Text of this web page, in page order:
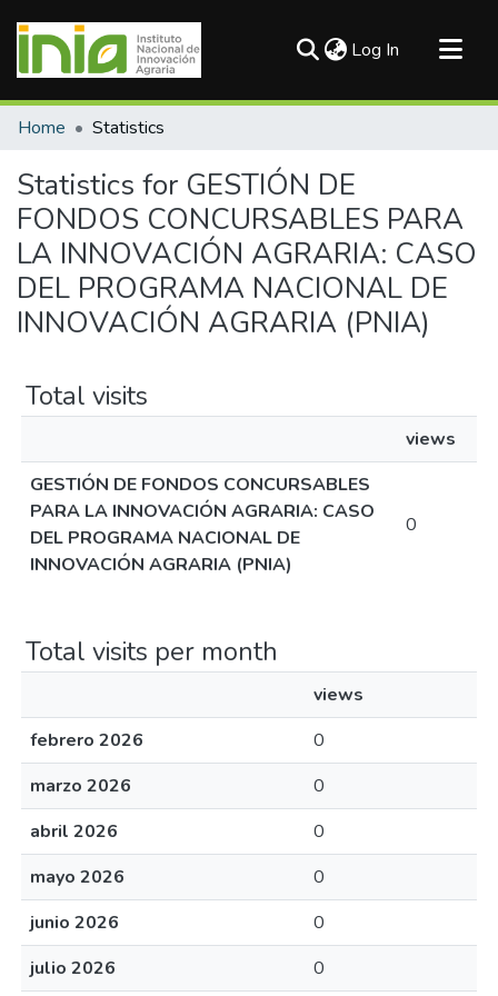
Log In (current)
Communities & Collections
Home Statistics
Statistics for GESTIÓN DE
FONDOS CONCURSABLES PARA
LA INNOVACIÓN AGRARIA: CASO
DEL PROGRAMA NACIONAL DE
INNOVACIÓN AGRARIA (PNIA)
Total visits
views
GESTIÓN DE FONDOS CONCURSABLES
PARA LA INNOVACIÓN AGRARIA: CASO
DEL PROGRAMA NACIONAL DE
INNOVACIÓN AGRARIA (PNIA)
0
Total visits per month
views
febrero 2026
0
marzo 2026
0
abril 2026
0
mayo 2026
0
junio 2026
0
julio 2026
0